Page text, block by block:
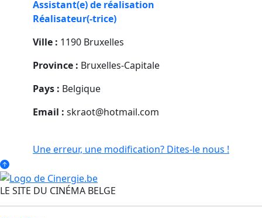
Assistant(e) de réalisation
Réalisateur(-trice)
Ville : 1190 Bruxelles
Province : Bruxelles-Capitale
Pays : Belgique
Email : skraot@hotmail.com
Une erreur, une modification? Dites-le nous !
LE SITE DU CINÉMA BELGE